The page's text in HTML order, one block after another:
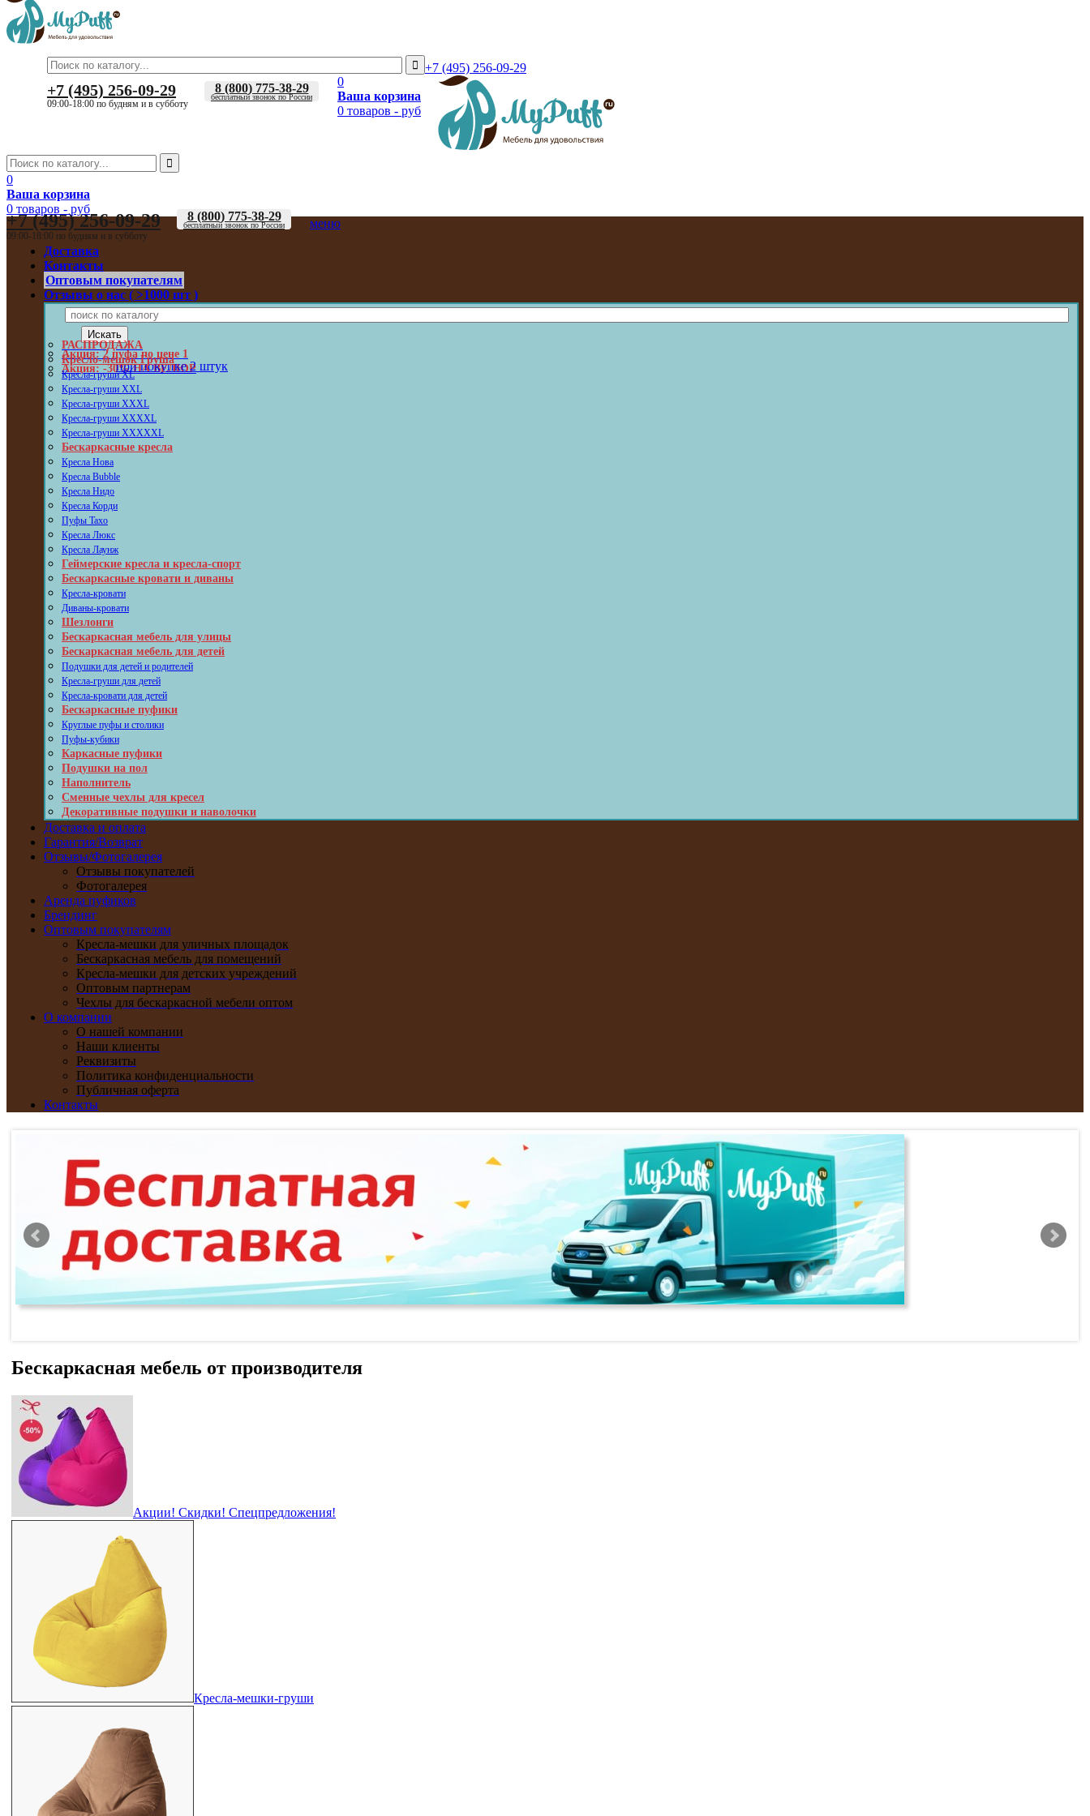
+7 (495) 256-09-29
09:00-18:00 по будням и в субботу
8 (800) 775-38-29
бесплатный звонок по России
0
Ваша корзина
0 товаров - руб
+7 (495) 256-09-29
0
Ваша корзина
0 товаров - руб
+7 (495) 256-09-29
09:00-18:00 по будням и в субботу
8 (800) 775-38-29
бесплатный звонок по России
меню
Доставка
Контакты
Оптовым покупателям
Отзывы о нас ( >1000 шт )
Акция: 2 пуфа по цене 1
Акция: -30% НА ВЕЛЮР
при покупке 2 штук
РАСПРОДАЖА
Кресло-мешок Груша
Кресла-груши XL
Кресла-груши XXL
Кресла-груши XXXL
Кресла-груши XXXXL
Кресла-груши XXXXXL
Бескаркасные кресла
Кресла Нова
Кресла Bubble
Кресла Нидо
Кресла Корди
Пуфы Taxo
Кресла Люкс
Кресла Лаунж
Геймерские кресла и кресла-спорт
Бескаркасные кровати и диваны
Кресла-кровати
Диваны-кровати
Шезлонги
Бескаркасная мебель для улицы
Бескаркасная мебель для детей
Подушки для детей и родителей
Кресла-груши для детей
Кресла-кровати для детей
Бескаркасные пуфики
Круглые пуфы и столики
Пуфы-кубики
Каркасные пуфики
Подушки на пол
Наполнитель
Сменные чехлы для кресел
Декоративные подушки и наволочки
Доставка и оплата
Гарантия/Возврат
Отзывы/Фотогалерея
Отзывы покупателей
Фотогалерея
Аренда пуфиков
Брендинг
Оптовым покупателям
Кресла-мешки для уличных площадок
Бескаркасная мебель для помещений
Кресла-мешки для детских учреждений
Оптовым партнерам
Чехлы для бескаркасной мебели оптом
О компании
О нашей компании
Наши клиенты
Реквизиты
Политика конфиденциальности
Публичная оферта
Контакты
Бескаркасная мебель от производителя
Акции! Скидки! Спецпредложения!
Кресла-мешки-груши